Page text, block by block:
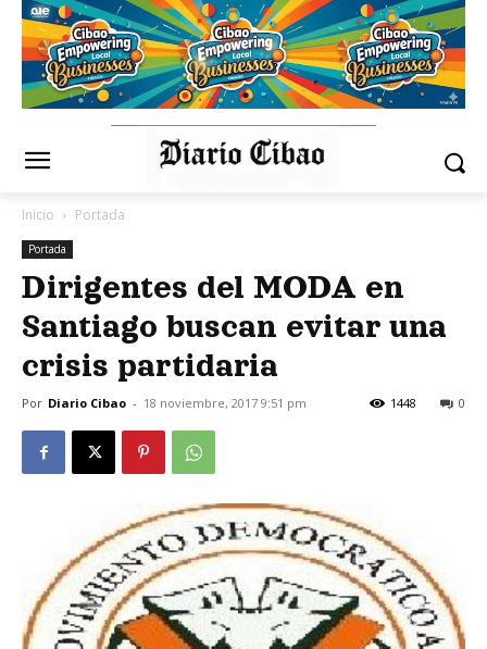
Inicio Portada
Portada
Dirigentes del MODA en
Santiago buscan evitar una
crisis partidaria
Por Diario Cibao - 18 noviembre, 2017 9:51 pm 0
1448